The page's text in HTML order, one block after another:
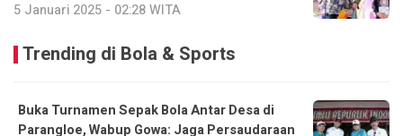
5 Januari 2025 - 02:28 WITA
Trending di Bola & Sports
Buka Turnamen Sepak Bola Antar Desa di
Parangloe, Wabup Gowa: Jaga Persaudaraan